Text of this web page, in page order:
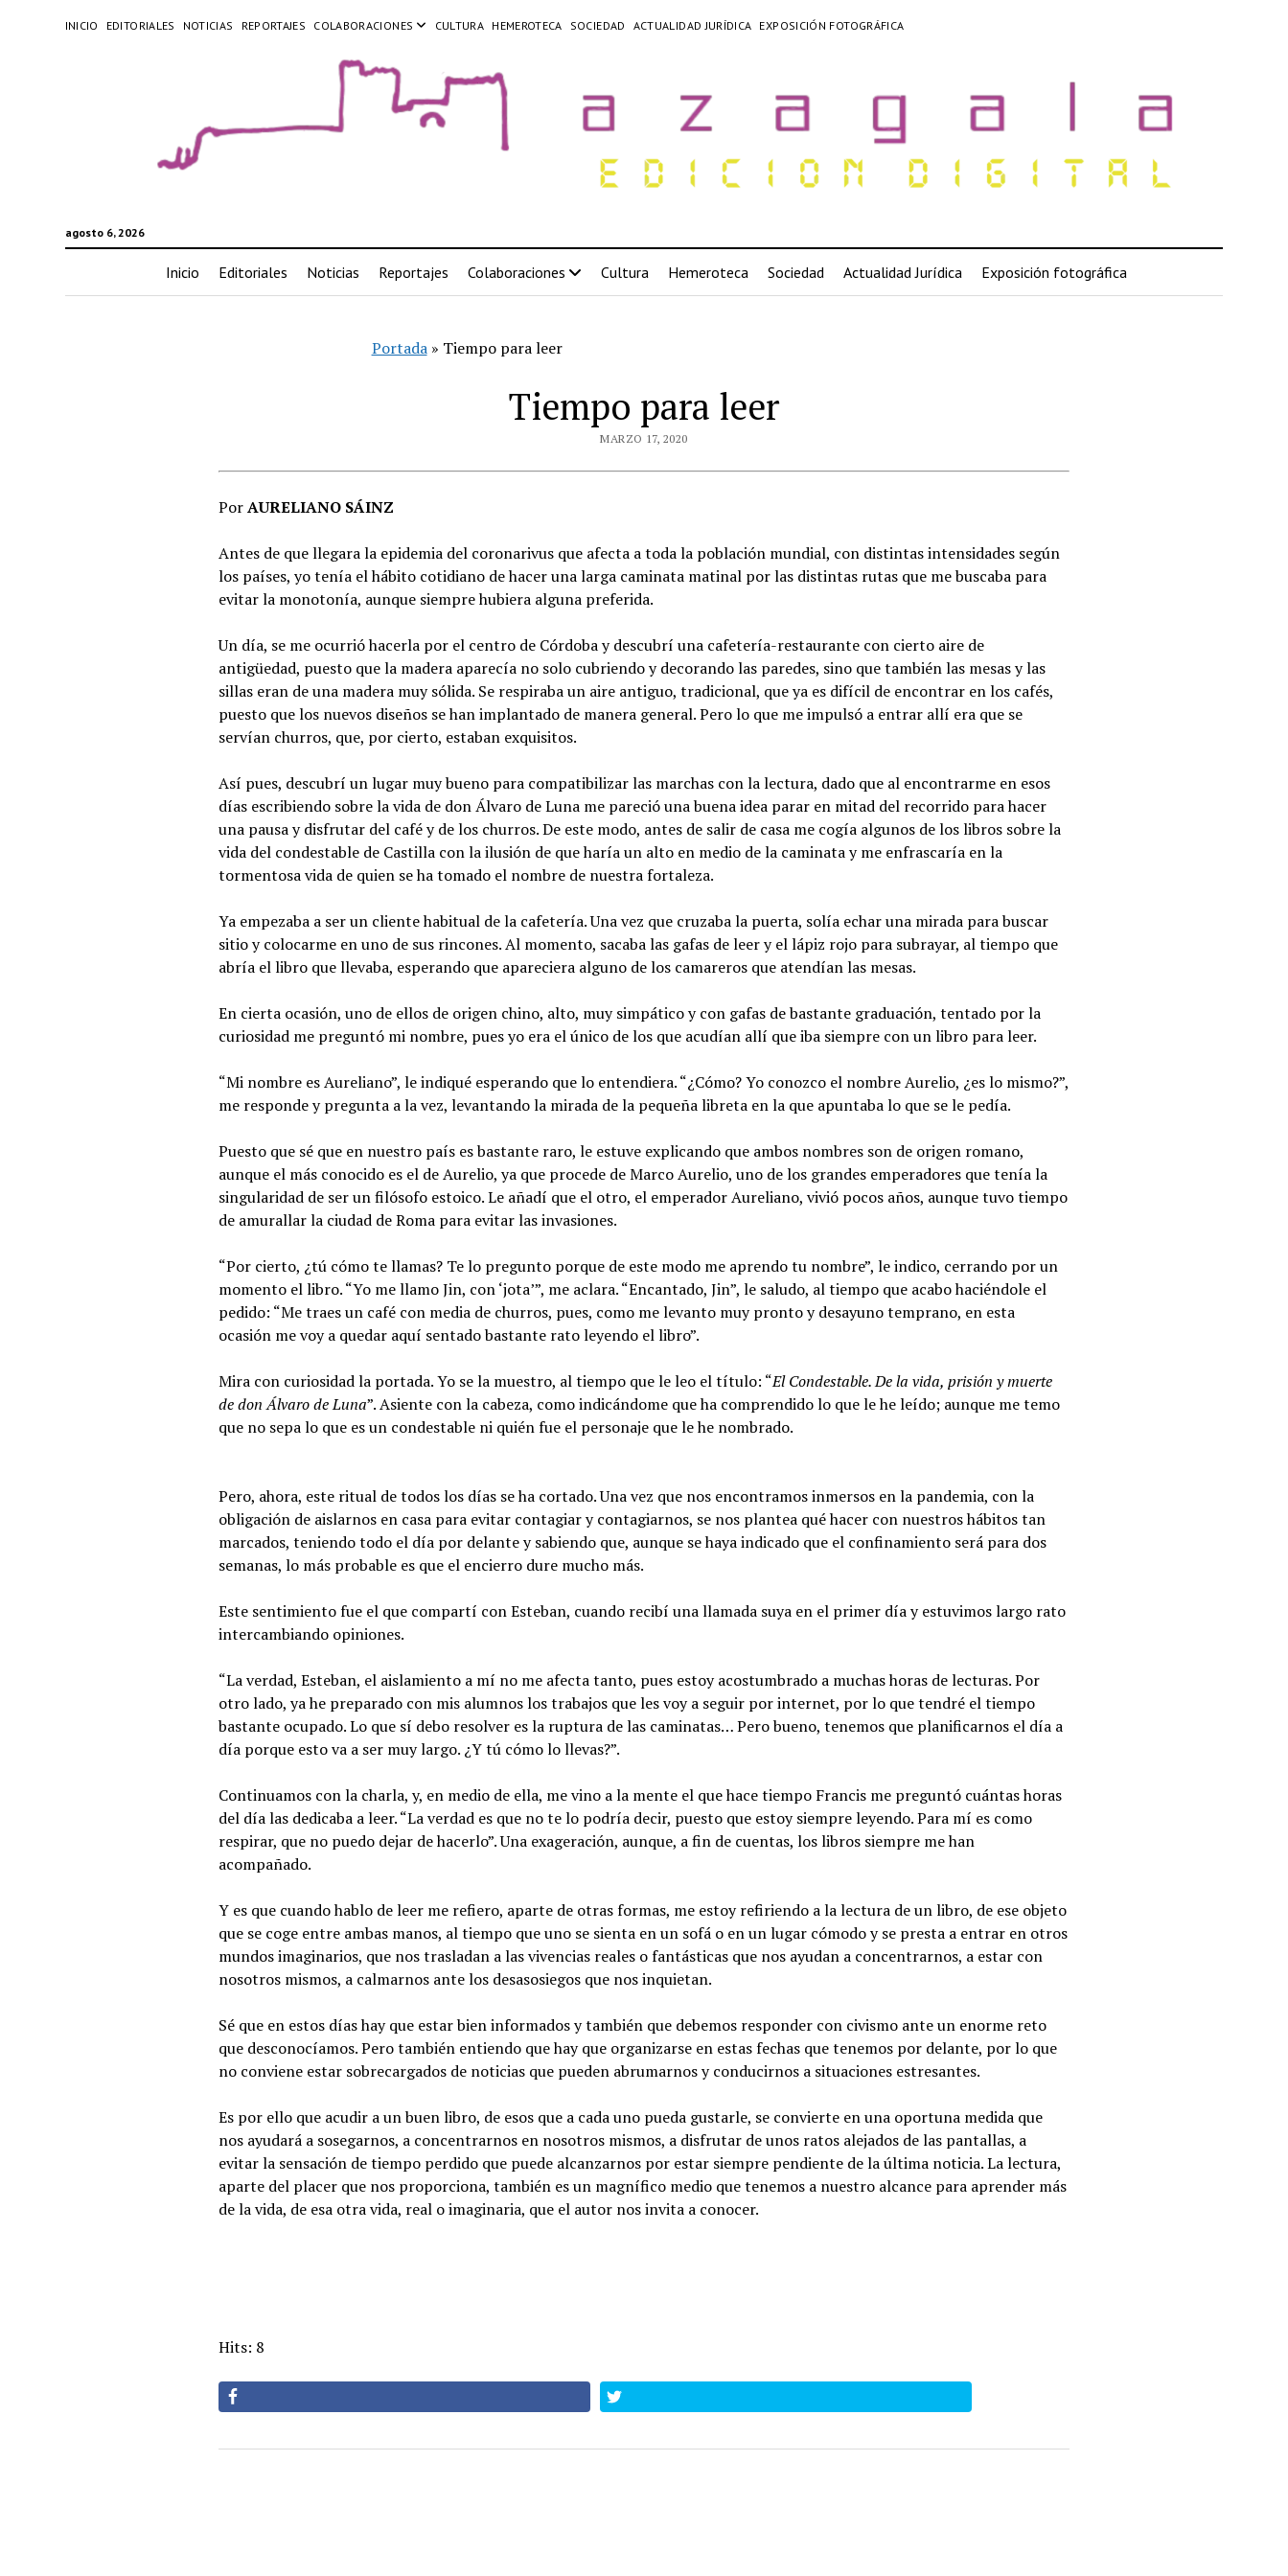
INICIO EDITORIALES NOTICIAS REPORTAJES COLABORACIONES CULTURA HEMEROTECA SOCIEDAD ACTUALIDAD JURÍDICA EXPOSICIÓN FOTOGRÁFICA
agosto 6, 2026
Inicio Editoriales Noticias Reportajes Colaboraciones Cultura Hemeroteca Sociedad Actualidad Jurídica Exposición fotográfica
Portada» Tiempo para leer
Tiempo para leer
MARZO 17, 2020
PorAURELIANO SÁINZ
Antes de que llegara la epidemia del coronarivus que afecta a toda la población mundial, con distintas intensidades según
los países, yo tenía el hábito cotidiano de hacer una larga caminata matinal por las distintas rutas que me buscaba para
evitar la monotonía, aunque siempre hubiera alguna preferida.
Un día, se me ocurrió hacerla por el centro de Córdoba y descubrí una cafetería-restaurante con cierto aire de
antigüedad, puesto que la madera aparecía no solo cubriendo y decorando las paredes, sino que también las mesas y las
sillas eran de una madera muy sólida. Se respiraba un aire antiguo, tradicional, que ya es difícil de encontrar en los cafés,
puesto que los nuevos diseños se han implantado de manera general. Pero lo que me impulsó a entrar allí era que se
servían churros, que, por cierto, estaban exquisitos.
Así pues, descubrí un lugar muy bueno para compatibilizar las marchas con la lectura, dado que al encontrarme en esos
días escribiendo sobre la vida de don Álvaro de Luna me pareció una buena idea parar en mitad del recorrido para hacer
una pausa y disfrutar del café y de los churros. De este modo, antes de salir de casa me cogía algunos de los libros sobre la
vida del condestable de Castilla con la ilusión de que haría un alto en medio de la caminata y me enfrascaría en la
tormentosa vida de quien se ha tomado el nombre de nuestra fortaleza.
Ya empezaba a ser un cliente habitual de la cafetería. Una vez que cruzaba la puerta, solía echar una mirada para buscar
sitio y colocarme en uno de sus rincones. Al momento, sacaba las gafas de leer y el lápiz rojo para subrayar, al tiempo que
abría el libro que llevaba, esperando que apareciera alguno de los camareros que atendían las mesas.
En cierta ocasión, uno de ellos de origen chino, alto, muy simpático y con gafas de bastante graduación, tentado por la
curiosidad me preguntó mi nombre, pues yo era el único de los que acudían allí que iba siempre con un libro para leer.
“Mi nombre es Aureliano”, le indiqué esperando que lo entendiera. “¿Cómo? Yo conozco el nombre Aurelio, ¿es lo mismo?”,
me responde y pregunta a la vez, levantando la mirada de la pequeña libreta en la que apuntaba lo que se le pedía.
Puesto que sé que en nuestro país es bastante raro, le estuve explicando que ambos nombres son de origen romano,
aunque el más conocido es el de Aurelio, ya que procede de Marco Aurelio, uno de los grandes emperadores que tenía la
singularidad de ser un filósofo estoico. Le añadí que el otro, el emperador Aureliano, vivió pocos años, aunque tuvo tiempo
de amurallar la ciudad de Roma para evitar las invasiones.
“Por cierto, ¿tú cómo te llamas? Te lo pregunto porque de este modo me aprendo tu nombre”, le indico, cerrando por un
momento el libro. “Yo me llamo Jin, con ‘jota’”, me aclara. “Encantado, Jin”, le saludo, al tiempo que acabo haciéndole el
pedido: “Me traes un café con media de churros, pues, como me levanto muy pronto y desayuno temprano, en esta
ocasión me voy a quedar aquí sentado bastante rato leyendo el libro”.
Mira con curiosidad la portada. Yo se la muestro, al tiempo que le leo el título: “El Condestable. De la vida, prisión y muerte
de don Álvaro de Luna”. Asiente con la cabeza, como indicándome que ha comprendido lo que le he leído; aunque me temo
que no sepa lo que es un condestable ni quién fue el personaje que le he nombrado.
Pero, ahora, este ritual de todos los días se ha cortado. Una vez que nos encontramos inmersos en la pandemia, con la
obligación de aislarnos en casa para evitar contagiar y contagiarnos, se nos plantea qué hacer con nuestros hábitos tan
marcados, teniendo todo el día por delante y sabiendo que, aunque se haya indicado que el confinamiento será para dos
semanas, lo más probable es que el encierro dure mucho más.
Este sentimiento fue el que compartí con Esteban, cuando recibí una llamada suya en el primer día y estuvimos largo rato
intercambiando opiniones.
“La verdad, Esteban, el aislamiento a mí no me afecta tanto, pues estoy acostumbrado a muchas horas de lecturas. Por
otro lado, ya he preparado con mis alumnos los trabajos que les voy a seguir por internet, por lo que tendré el tiempo
bastante ocupado. Lo que sí debo resolver es la ruptura de las caminatas… Pero bueno, tenemos que planificarnos el día a
día porque esto va a ser muy largo. ¿Y tú cómo lo llevas?”.
Continuamos con la charla, y, en medio de ella, me vino a la mente el que hace tiempo Francis me preguntó cuántas horas
del día las dedicaba a leer. “La verdad es que no te lo podría decir, puesto que estoy siempre leyendo. Para mí es como
respirar, que no puedo dejar de hacerlo”. Una exageración, aunque, a fin de cuentas, los libros siempre me han
acompañado.
Y es que cuando hablo de leer me refiero, aparte de otras formas, me estoy refiriendo a la lectura de un libro, de ese objeto
que se coge entre ambas manos, al tiempo que uno se sienta en un sofá o en un lugar cómodo y se presta a entrar en otros
mundos imaginarios, que nos trasladan a las vivencias reales o fantásticas que nos ayudan a concentrarnos, a estar con
nosotros mismos, a calmarnos ante los desasosiegos que nos inquietan.
Sé que en estos días hay que estar bien informados y también que debemos responder con civismo ante un enorme reto
que desconocíamos. Pero también entiendo que hay que organizarse en estas fechas que tenemos por delante, por lo que
no conviene estar sobrecargados de noticias que pueden abrumarnos y conducirnos a situaciones estresantes.
Es por ello que acudir a un buen libro, de esos que a cada uno pueda gustarle, se convierte en una oportuna medida que
nos ayudará a sosegarnos, a concentrarnos en nosotros mismos, a disfrutar de unos ratos alejados de las pantallas, a
evitar la sensación de tiempo perdido que puede alcanzarnos por estar siempre pendiente de la última noticia. La lectura,
aparte del placer que nos proporciona, también es un magnífico medio que tenemos a nuestro alcance para aprender más
de la vida, de esa otra vida, real o imaginaria, que el autor nos invita a conocer.
Hits: 8